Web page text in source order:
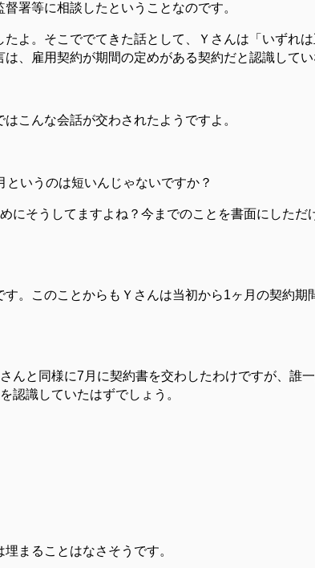
署等に相談したということなのです。
よ。そこででてきた話として、Ｙさんは「いずれ
、雇用契約が期間の定めがある契約だと認識して
こんな会話が交わされたようですよ。
いうのは短いんじゃないですか？
にそうしてますよね？今までのことを書面にした
。このことからもＹさんは当初から1ヶ月の契約
んと同様に7月に契約書を交わしたわけですが、誰
認識していたはずでしょう。
まることはなさそうです。